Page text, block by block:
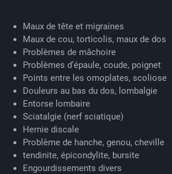
Maux de tête et migraines
Maux de cou, torticolis, maux de dos
Problèmes de mâchoire
Problèmes d’épaule, coude, poignet
Points entre les omoplates, scoliose
Douleurs au bas du dos, lombalgie
Entorse lombaire
Sciatalgie (nerf sciatique)
Hernie discale
Problème de hanche, genou, cheville
tendinite, épicondylite, bursite
Engourdissements divers